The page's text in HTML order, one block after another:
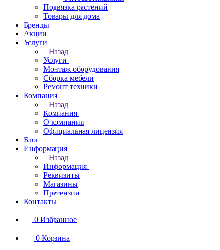
Подвязка растений
Товары для дома
Бренды
Акции
Услуги
Назад
Услуги
Монтаж оборудования
Сборка мебели
Ремонт техники
Компания
Назад
Компания
О компании
Официальная лицензия
Блог
Информация
Назад
Информация
Реквизиты
Магазины
Претензии
Контакты
0 Избранное
0 Корзина